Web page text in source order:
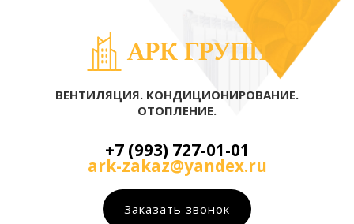
ВЕНТИЛЯЦИЯ. КОНДИЦИОНИРОВАНИЕ.
ОТОПЛЕНИЕ.
+7 (993) 727-01-01
ark-zakaz@yandex.ru
Заказать звонок